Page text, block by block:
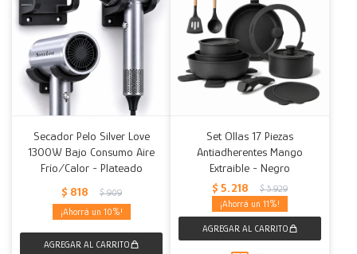
Secador Pelo Silver Love
1300W Bajo Consumo Aire
Frío/Calor - Plateado
$ 818 $ 909
10
Set Ollas 17 Piezas
Antiadherentes Mango
Extraible - Negro
$ 5.218 $ 5.929
11